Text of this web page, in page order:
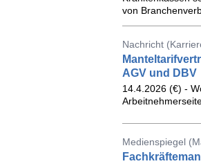
von
Nachricht
AGV und DBV
14.4.2026 (€) -
Medienspiegel